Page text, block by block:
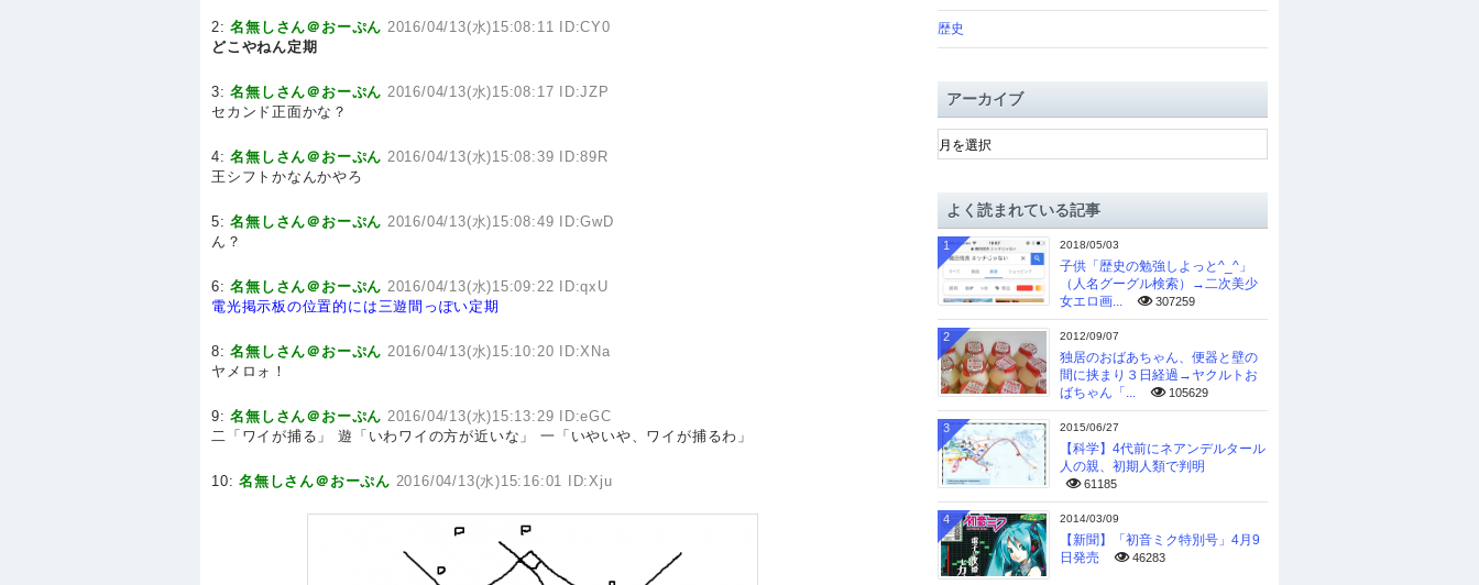
2:名無しさん＠おーぷん 2016/04/13(水)15:08:11 ID:CY0
どこやねん定期
3:名無しさん＠おーぷん 2016/04/13(水)15:08:17 ID:JZP
セカンド正面かな？
4:名無しさん＠おーぷん 2016/04/13(水)15:08:39 ID:89R
王シフトかなんかやろ
5:名無しさん＠おーぷん 2016/04/13(水)15:08:49 ID:GwD
ん？
6:名無しさん＠おーぷん 2016/04/13(水)15:09:22 ID:qxU
電光掲示板の位置的には三遊間っぽい定期
8:名無しさん＠おーぷん 2016/04/13(水)15:10:20 ID:XNa
ヤメロォ！
9:名無しさん＠おーぷん 2016/04/13(水)15:13:29 ID:eGC
二「ワイが捕る」 遊「いわワイの方が近いな」 一「いやいや、ワイが捕るわ」
10:名無しさん＠おーぷん 2016/04/13(水)15:16:01 ID:Xju
歴史
アーカイブ
ア
ー
ブよく読まれている記事
2018/05/03
子供「歴史の勉強しよっと^_^」
（人名グーグル検索）→二次美少
女エロ画...
307259
1
2012/09/07
独居のおばあちゃん、便器と壁の
間に挟まり３日経過→ヤクルトお
ばちゃん「...
105629
2
2015/06/27
【科学】4代前にネアンデルタール
人の親、初期人類で判明
61185
3
2014/03/09
【新聞】「初音ミク特別号」4月9
日発売
46283
4